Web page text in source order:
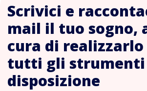
Scrivici e
mail il tuo sogno,
cura di realizzarlo
tutti gli strumenti
disposizione